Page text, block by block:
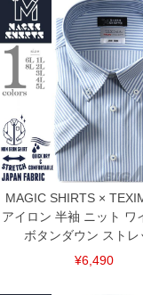
す。そのようなことがない
連絡させて頂きますので予め
ITEM INTRODUCTION
MAGIC SHIRTS ×
アイロン 半袖 ニット ワ
ボタンダウン ストレ
¥6,490